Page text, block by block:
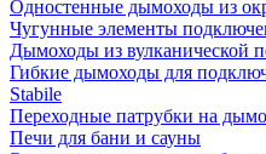
Одностенные дымоходы из
Чугунные элементы
Дымоходы из вулканической
Гибкие дымоходы для
Stabile
Переходные патрубки на
Печи для бани и сауны